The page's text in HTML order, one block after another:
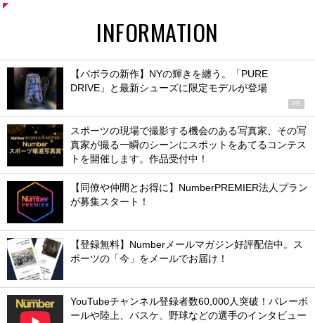
INFORMATION
【バボラの新作】NYの輝きを纏う。「PURE
DRIVE」と最新シューズに限定モデルが登場
PR
スポーツの現場で撮影する機会のある写真家、その写
真家が撮る一瞬のシーンにスポットをあてるコンテス
トを開催します。作品受付中！
【同僚や仲間とお得に】NumberPREMIER法人プラン
が募集スタート！
【登録無料】Numberメールマガジン好評配信中。ス
ポーツの「今」をメールでお届け！
YouTubeチャンネル登録者数60,000人突破！バレーボ
ールや陸上、バスケ、野球などの選手のインタビュー